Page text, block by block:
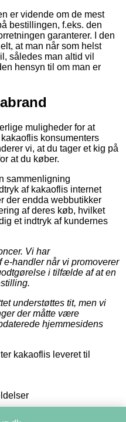
er vidende om de mest
bestillingen, f.eks. den
garanterer. I den
at man når som helst
således man altid vil
hensyn til om man er
muligheder for at
konsumenters
vi, at du tager et kig på
at du køber.
sammenligning
af kakaoflis internet
der endda webbutikker
af deres køb, hvilket
et indtryk af kundernes
Vi har
e-handler når vi promoverer
i tilfælde af at en
understøttes tit, men vi
der måtte være
hjemmesidens
kakaoflis leveret til